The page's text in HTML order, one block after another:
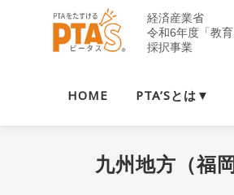
HOME PTA’Sとは▼
九州地方（福